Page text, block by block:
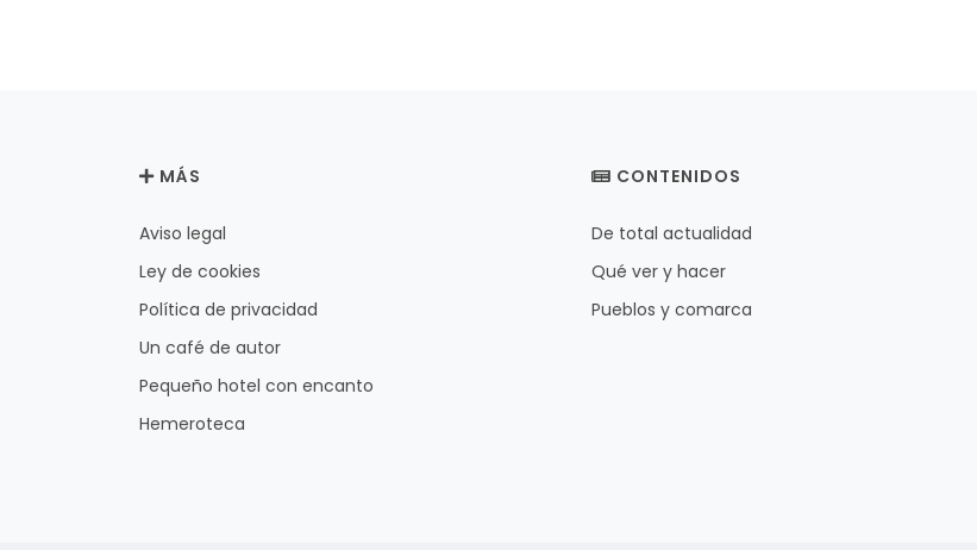
MÁS
Aviso legal
Ley de cookies
Política de privacidad
Un café de autor
Pequeño hotel con encanto
Hemeroteca
CONTENIDOS
De total actualidad
Qué ver y hacer
Pueblos y comarca